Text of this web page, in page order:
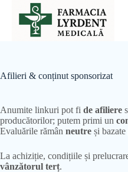
conținut
Afilieri & conținut sponsorizat
Anumite linkuri pot fi de afiliere
producătorilor; putem primi un
Evaluările rămân neutre și
La achiziție, condițiile și
vânzătorul terț.